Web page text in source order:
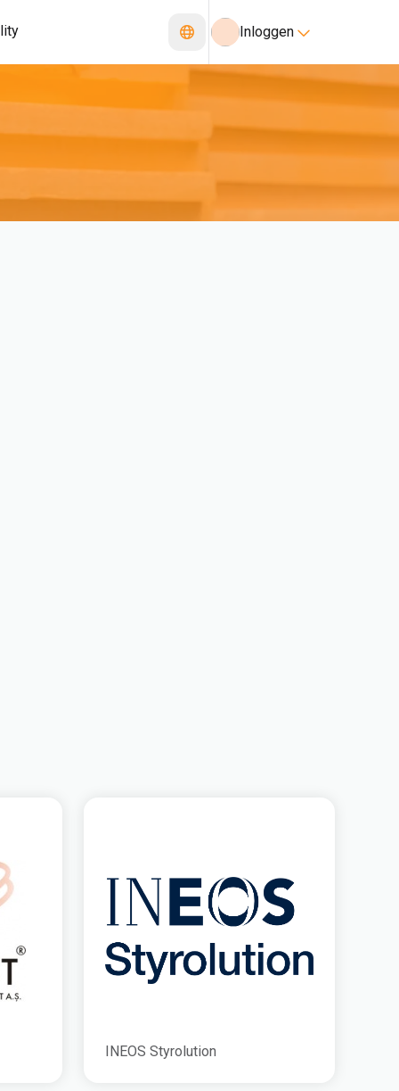
Inloggen
INEOS Styrolution